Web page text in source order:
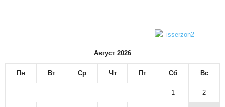
Август 2026
Пн Вт Ср Чт Пт Сб Вс
1 2